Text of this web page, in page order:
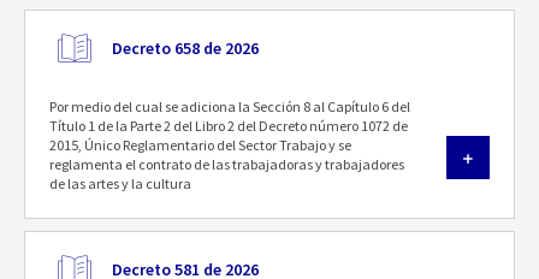
Decreto 658 de 2026
Por medio del cual se adiciona la Sección 8 al Capítulo 6 del
Título 1 de la Parte 2 del Libro 2 del Decreto número 1072 de
2015, Único Reglamentario del Sector Trabajo y se
reglamenta el contrato de las trabajadoras y trabajadores
de las artes y la cultura
Decreto 581 de 2026